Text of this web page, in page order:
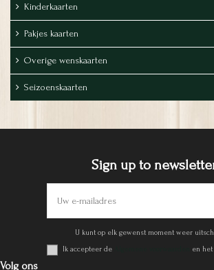
Kinderkaarten
Pakjes kaarten
Overige wenskaarten
Seizoenskaarten
Sign up to
U kunt op elk gewenst moment weer
Ik accepteer de
en het
Volg ons